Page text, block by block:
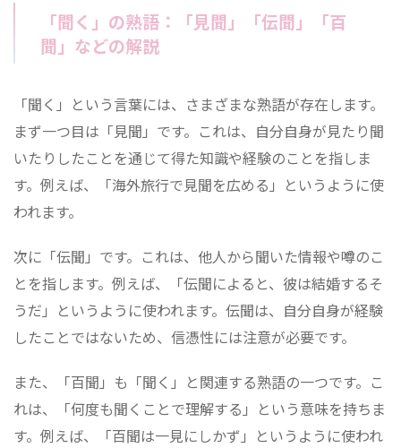
「聞く」の熟語：「見聞」「伝聞」「百
聞」などの解説
「聞く」という言葉には、さまざまな熟語が存在します。
まず一つ目は「見聞」です。これは、自分自身が見たり聞
いたりしたことを通じて得た知識や経験のことを指しま
す。例えば、「海外旅行で見聞を広める」というように使
われます。
次に「伝聞」です。これは、他人から聞いた情報や噂のこ
とを指します。例えば、「伝聞によると、彼は結婚するそ
うだ」というように使われます。伝聞は、自分自身が経験
したことではないため、信憑性には注意が必要です。
また、「百聞」も「聞く」と関連する熟語の一つです。こ
れは、「何度も聞くことで理解する」という意味を持ちま
す。例えば、「百聞は一見にしかず」というように使われ